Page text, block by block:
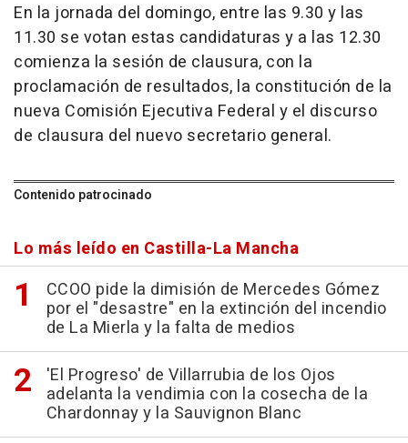
En la jornada del domingo, entre las 9.30 y las
11.30 se votan estas candidaturas y a las 12.30
comienza la sesión de clausura, con la
proclamación de resultados, la constitución de la
nueva Comisión Ejecutiva Federal y el discurso
de clausura del nuevo secretario general.
Contenido patrocinado
Lo más leído en Castilla-La Mancha
CCOO pide la dimisión de Mercedes Gómez
por el "desastre" en la extinción del incendio
de La Mierla y la falta de medios
'El Progreso' de Villarrubia de los Ojos
adelanta la vendimia con la cosecha de la
Chardonnay y la Sauvignon Blanc